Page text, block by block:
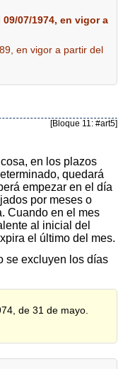
07/1974, en vigor a
en vigor a partir del
[Bloque 11: #art5]
en los plazos
quedará
empezar en el día
por meses o
Cuando en el mes
al inicial del
el último del mes.
se excluyen los días
de 31 de mayo.